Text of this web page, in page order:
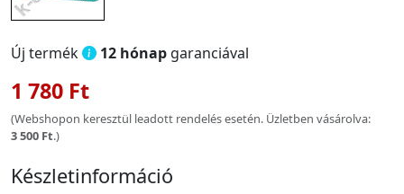
Új termék 12 hónap garanciával
1 780 Ft
(Webshopon keresztül leadott rendelés esetén. Üzletben vásárolva:
3 500 Ft.)
Készletinformáció